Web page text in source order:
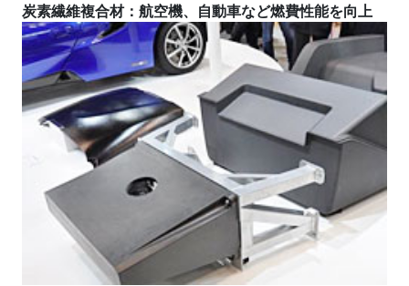
炭素繊維複合材：航空機、自動車など燃費性能を向上